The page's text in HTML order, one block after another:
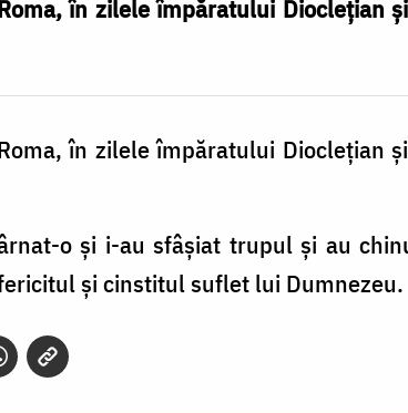
în zilele împăratului Dioclețian
în zilele împăratului Dioclețian
o și i-au sfâșiat trupul și au
și cinstitul suflet lui Dumnezeu.